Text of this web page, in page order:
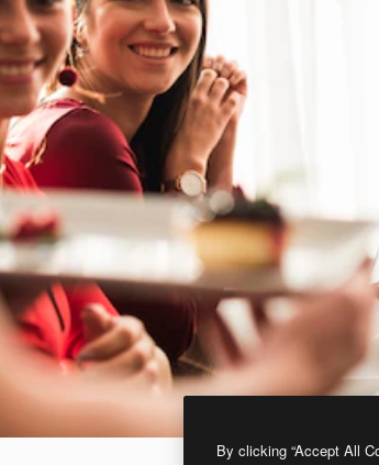
By clicking “Accept All